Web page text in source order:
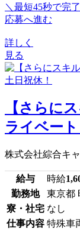
＼最短45秒で完
応募へ進む
詳しく
見る
【さらに
ライベート
株式会社綜合キ
給与 時給
勤務地
東京都
寮・社宅 なし
仕事内容 特殊車